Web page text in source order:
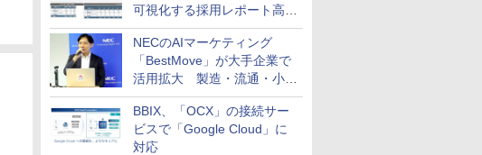
可視化する採用レポート高速
化サービスを提供
NECのAIマーケティング
「BestMove」が大手企業で
活用拡大 製造・流通・小売
企業・広告代理店などが実装
フェーズへ
BBIX、「OCX」の接続サー
ビスで「Google Cloud」に
対応